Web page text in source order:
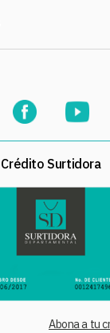
Crédito Surtidora
Abona a tu